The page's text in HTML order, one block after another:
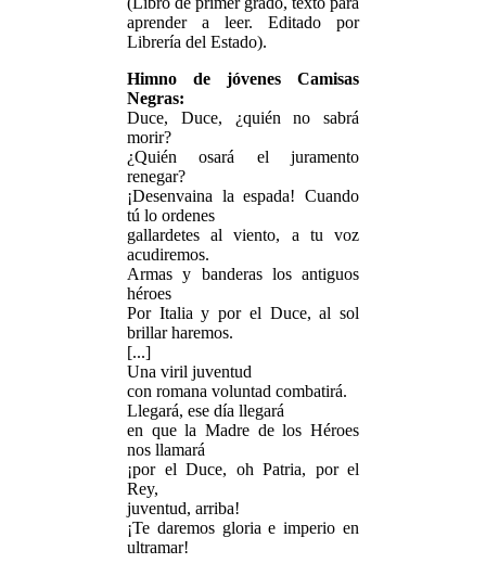
aprender a leer. Editado por
Librería del Estado).
Himno de jóvenes Camisas
Negras:
Duce, Duce, ¿quién no sabrá
morir?
¿Quién osará el juramento
renegar?
¡Desenvaina la espada! Cuando
tú lo ordenes
gallardetes al viento, a tu voz
acudiremos.
Armas y banderas los antiguos
héroes
Por Italia y por el Duce, al sol
brillar haremos.
[...]
Una viril juventud
con romana voluntad combatirá.
Llegará, ese día llegará
en que la Madre de los Héroes
nos llamará
¡por el Duce, oh Patria, por el
Rey,
juventud, arriba!
¡Te daremos gloria e imperio en
ultramar!